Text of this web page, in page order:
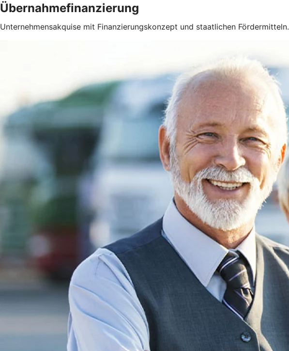
Übernahmefinanzierung
Unternehmensakquise mit Finanzierungskonzept und staatlichen Fördermitteln.